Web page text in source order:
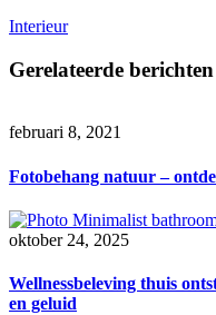
Interieur
Gerelateerde berichten
februari 8, 2021
Fotobehang natuur –
oktober 24, 2025
Wellnessbeleving thuis
en geluid